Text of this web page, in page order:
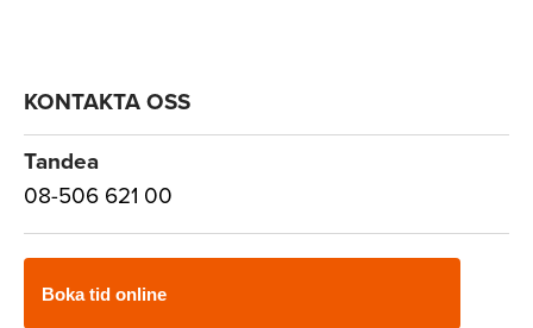
KONTAKTA OSS
Tandea
08-506 621 00
Boka tid online